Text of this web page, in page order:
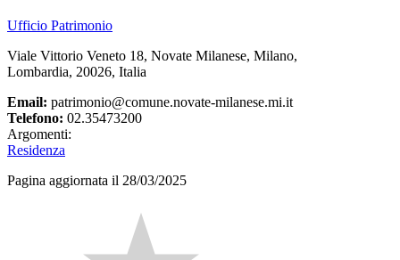
Ufficio Patrimonio
Viale Vittorio Veneto 18, Novate Milanese, Milano,
Lombardia, 20026, Italia
Email: patrimonio@comune.novate-milanese.mi.it
Telefono: 02.35473200
Argomenti:
Residenza
Pagina aggiornata il 28/03/2025